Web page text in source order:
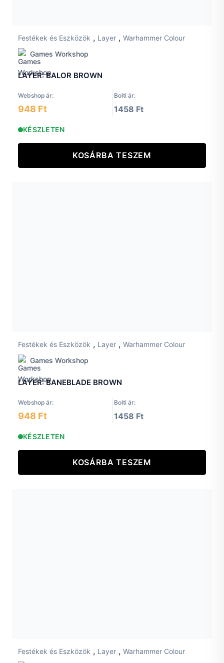
Festékek és Eszközök , Layer , Warhammer Colour
Games Workshop
LAYER: BALOR BROWN
Webshop ár: Bolti ár:
948 Ft 1458 Ft
KÉSZLETEN
KOSÁRBA TESZEM
Festékek és Eszközök , Layer , Warhammer Colour
Games Workshop
LAYER: BANEBLADE BROWN
Webshop ár: Bolti ár:
948 Ft 1458 Ft
KÉSZLETEN
KOSÁRBA TESZEM
Festékek és Eszközök , Layer , Warhammer Colour